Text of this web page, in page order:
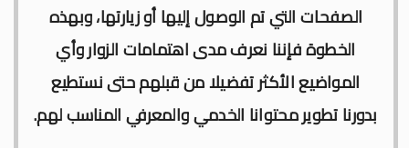
الصفحات التي تم الوصول إليها أو زيارتها، وبهذه
الخطوة فإننا نعرف مدى اهتمامات الزوار وأي
المواضيع الأكثر تفضيلا من قبلهم حتى نستطيع
بدورنا تطوير محتوانا الخدمي والمعرفي المناسب لهم.